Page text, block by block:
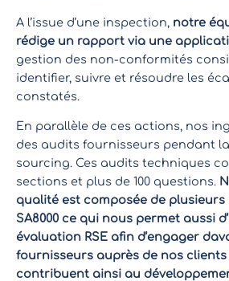
A l’issue d’une inspection, notre
rédige un rapport via une
gestion des non-conformités
identifier, suivre et résoudre les
constatés.
En parallèle de ces actions, nos
des audits fournisseurs pendant
sourcing. Ces audits techniques
sections et plus de 100 questions.
qualité est composée de
SA8000 ce qui nous permet aussi
évaluation RSE afin d’engager
fournisseurs auprès de nos clients
contribuent ainsi au